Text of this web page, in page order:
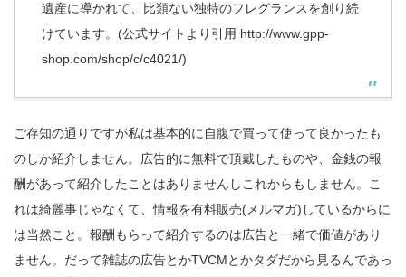
遺産に導かれて、比類ない独特のフレグランスを創り続
けています。(公式サイトより引用 http://www.gpp-
shop.com/shop/c/c4021/)
ご存知の通りですが私は基本的に自腹で買って使って良かったも
のしか紹介しません。広告的に無料で頂戴したものや、金銭の報
酬があって紹介したことはありませんしこれからもしません。こ
れは綺麗事じゃなくて、情報を有料販売(メルマガ)しているからに
は当然こと。報酬もらって紹介するのは広告と一緒で価値があり
ません。だって雑誌の広告とかTVCMとかタダだから見るんであっ